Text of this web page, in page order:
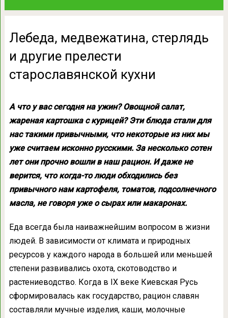
Лебеда, медвежатина, стерлядь
и другие прелести
старославянской кухни
А что у вас сегодня на ужин? Овощной салат,
жареная картошка с курицей? Эти блюда стали для
нас такими привычными, что некоторые из них мы
уже считаем исконно русскими. За несколько сотен
лет они прочно вошли в наш рацион. И даже не
верится, что когда-то люди обходились без
привычного нам картофеля, томатов, подсолнечного
масла, не говоря уже о сырах или макаронах.
Еда всегда была наиважнейшим вопросом в жизни
людей. В зависимости от климата и природных
ресурсов у каждого народа в большей или меньшей
степени развивались охота, скотоводство и
растениеводство. Когда в IX веке Киевская Русь
сформировалась как государство, рацион славян
составляли мучные изделия, каши, молочные